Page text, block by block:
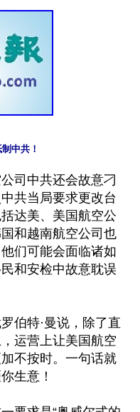
中共！
司中共还会故意刁
共当局要求更改台
达美、美国航空公
和越南航空公司也
们可能会面临诸如
和安检中故意耽误
伯特·曼说，除了直
运营上让美国航空
不按时。一句话就
生意！